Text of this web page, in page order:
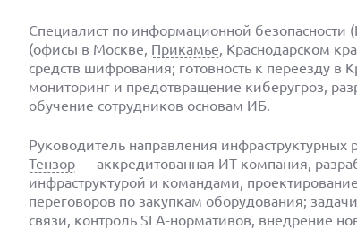
Специалист по информационной безопасности
(офисы в Москве, Прикамье, Краснодарском
средств шифрования; готовность к переезду
мониторинг и предотвращение киберугроз,
обучение сотрудников основам ИБ.
Руководитель направления инфраструктурных
Тензор — аккредитованная ИТ-компания,
инфраструктурой и командами, проектирование
переговоров по закупкам оборудования;
связи, контроль SLA-нормативов, внедрение